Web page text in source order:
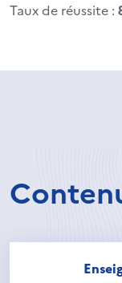
Taux de réussite :